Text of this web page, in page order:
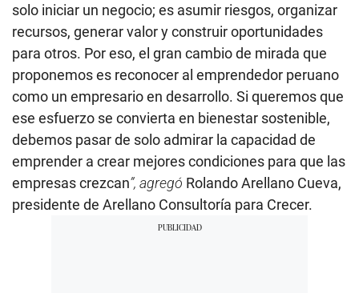
solo iniciar un negocio; es asumir riesgos, organizar
recursos, generar valor y construir oportunidades
para otros. Por eso, el gran cambio de mirada que
proponemos es reconocer al emprendedor peruano
como un empresario en desarrollo. Si queremos que
ese esfuerzo se convierta en bienestar sostenible,
debemos pasar de solo admirar la capacidad de
emprender a crear mejores condiciones para que las
empresas crezcan”, agregó Rolando Arellano Cueva,
presidente de Arellano Consultoría para Crecer.